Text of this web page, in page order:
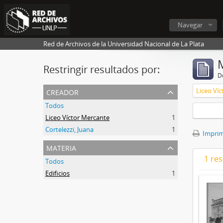
Navegar
Red de Archivos de la Universidad Nacional de La Plata
Restringir resultados por:
creador
Todos
Liceo Víctor Mercante
1
Cortelezzi, Juana
1
materia
Todos
Edificios
1
Liceo
1